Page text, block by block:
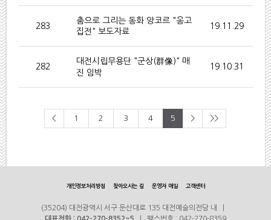
283
춤으로 그리는 동화 앙코르 "옹고
집전" 보도자료
19.11.29
282
대전시립무용단 "군상(群像)" 매
진 임박
19.10.31
< 1 2 3 4 5 > >>
개인정보처리방침 찾아오시는 길 운영자 메일 고객센터
(35204) 대전광역시 서구 둔산대로 135 대전예술의전당 내 |